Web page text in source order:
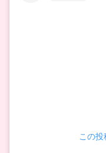
この